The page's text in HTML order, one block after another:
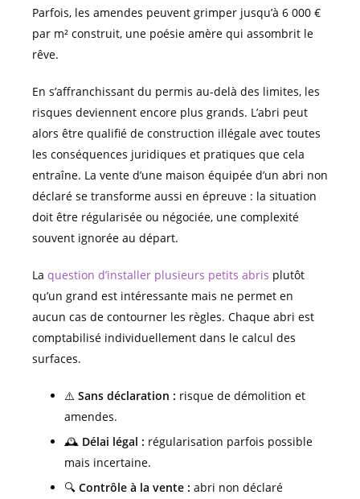
Parfois, les amendes peuvent grimper jusqu’à 6 000 €
par m² construit, une poésie amère qui assombrit le
rêve.
En s’affranchissant du permis au-delà des limites, les
risques deviennent encore plus grands. L’abri peut
alors être qualifié de construction illégale avec toutes
les conséquences juridiques et pratiques que cela
entraîne. La vente d’une maison équipée d’un abri non
déclaré se transforme aussi en épreuve : la situation
doit être régularisée ou négociée, une complexité
souvent ignorée au départ.
La question d’installer plusieurs petits abris plutôt
qu’un grand est intéressante mais ne permet en
aucun cas de contourner les règles. Chaque abri est
comptabilisé individuellement dans le calcul des
surfaces.
⚠️ Sans déclaration : risque de démolition et
amendes.
🕰️ Délai légal : régularisation parfois possible
mais incertaine.
🔍 Contrôle à la vente : abri non déclaré